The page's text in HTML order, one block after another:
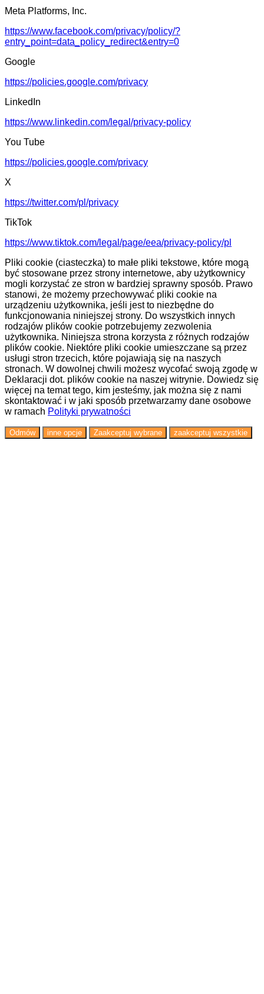
Meta Platforms, Inc.
https://www.facebook.com/privacy/policy/?
entry_point=data_policy_redirect&entry=0
Google
https://policies.google.com/privacy
LinkedIn
https://www.linkedin.com/legal/privacy-policy
You Tube
https://policies.google.com/privacy
X
https://twitter.com/pl/privacy
TikTok
https://www.tiktok.com/legal/page/eea/privacy-policy/pl
Pliki cookie (ciasteczka) to małe pliki tekstowe, które mogą
być stosowane przez strony internetowe, aby użytkownicy
mogli korzystać ze stron w bardziej sprawny sposób. Prawo
stanowi, że możemy przechowywać pliki cookie na
urządzeniu użytkownika, jeśli jest to niezbędne do
funkcjonowania niniejszej strony. Do wszystkich innych
rodzajów plików cookie potrzebujemy zezwolenia
użytkownika. Niniejsza strona korzysta z różnych rodzajów
plików cookie. Niektóre pliki cookie umieszczane są przez
usługi stron trzecich, które pojawiają się na naszych
stronach. W dowolnej chwili możesz wycofać swoją zgodę w
Deklaracji dot. plików cookie na naszej witrynie. Dowiedz się
więcej na temat tego, kim jesteśmy, jak można się z nami
skontaktować i w jaki sposób przetwarzamy dane osobowe
w ramach Polityki prywatności
Odmów inne opcje Zaakceptuj wybrane zaakceptuj wszystkie